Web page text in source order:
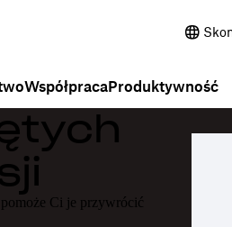
WspółpracaProduktywność
Ci je przywrócić